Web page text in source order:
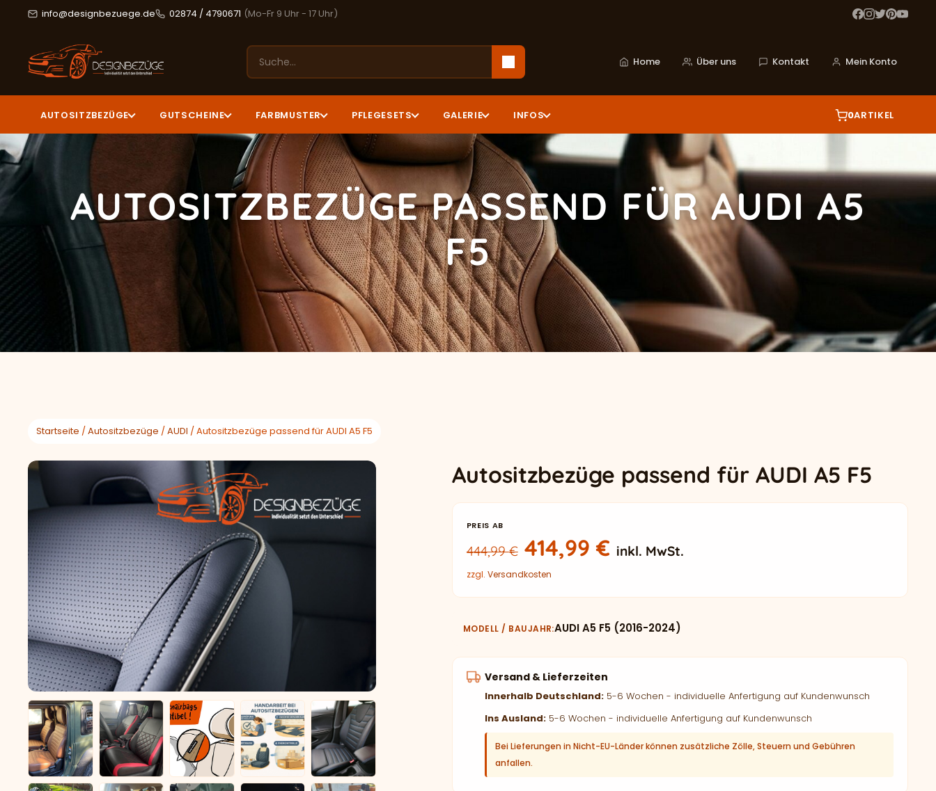
info@designbezuege.de 02874 / 4790671 (Mo-Fr 9 Uhr - 17 Uhr)
Home Über uns Kontakt Mein Konto
AUTOSITZBEZÜGE GUTSCHEINE FARBMUSTER PFLEGESETS GALERIE INFOS 0ARTIKEL
AUTOSITZBEZÜGE PASSEND FÜR AUDI A5
F5
Startseite /Autositzbezüge /AUDI / Autositzbezüge passend für AUDI A5 F5
Autositzbezüge passend für AUDI A5 F5
PREIS AB
444,99€ Ursprünglicher Preis war: 444,99 €
414,99€Aktueller Preis ist: 414,99 €.
inkl. MwSt.
zzgl. Versandkosten
MODELL / BAUJAHR AUDI A5 F5 (2016-2024)
Versand & Lieferzeiten
Innerhalb Deutschland:5-6 Wochen - individuelle Anfertigung auf Kundenwunsch
Ins Ausland:5-6 Wochen - individuelle Anfertigung auf Kundenwunsch
Bei Lieferungen in Nicht-EU-Länder können zusätzliche Zölle, Steuern und Gebühren
anfallen.